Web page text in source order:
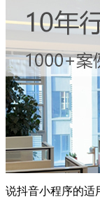
说抖音小程序的适